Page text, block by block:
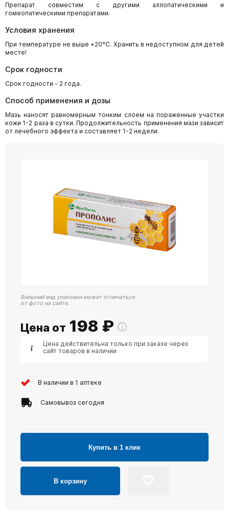
Препарат совместим с другими аллопатическими и
гомеопатическими препаратами.
Условия хранения
При температуре не выше +20°С. Хранить в недоступном для детей
месте!
Срок годности
Срок годности - 2 года.
Способ применения и дозы
Мазь наносят равномерным тонким слоем на пораженные участки
кожи 1-2 раза в сутки. Продолжительность применения мази зависит
от лечебного эффекта и составляет 1-2 недели.
Внешний вид упаковки может отличаться
от фото на сайте.
Цена от 198 ₽
Цена действительна только при заказе через
сайт товаров в наличии
В наличии в 1 аптеке
Самовывоз сегодня
Купить в 1 клик
В корзину